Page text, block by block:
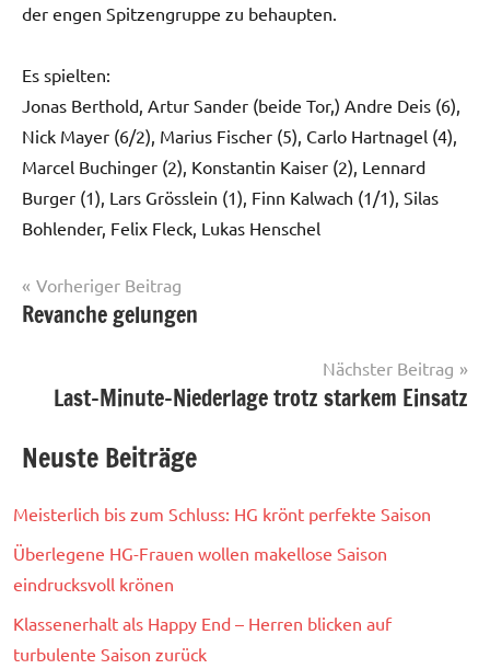
der engen Spitzengruppe zu behaupten.
Es spielten:
Jonas Berthold, Artur Sander (beide Tor,) Andre Deis (6),
Nick Mayer (6/2), Marius Fischer (5), Carlo Hartnagel (4),
Marcel Buchinger (2), Konstantin Kaiser (2), Lennard
Burger (1), Lars Grösslein (1), Finn Kalwach (1/1), Silas
Bohlender, Felix Fleck, Lukas Henschel
Herren
Beitrags-
Navigation
Vorheriger Beitrag
Revanche gelungen
Nächster Beitrag
Last-Minute-Niederlage trotz starkem Einsatz
Neuste Beiträge
Meisterlich bis zum Schluss: HG krönt perfekte Saison
Überlegene HG-Frauen wollen makellose Saison
eindrucksvoll krönen
Klassenerhalt als Happy End – Herren blicken auf
turbulente Saison zurück